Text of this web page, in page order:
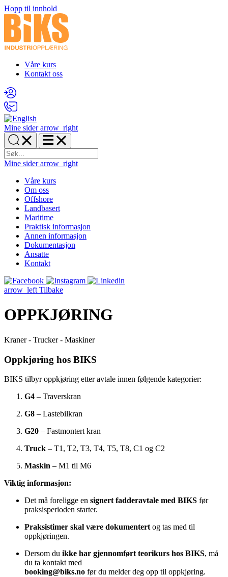
Hopp til innhold
Våre kurs
Kontakt oss
Mine sider arrow_right
Mine sider arrow_right
Våre kurs
Om oss
Offshore
Landbasert
Maritime
Praktisk informasjon
Annen informasjon
Dokumentasjon
Ansatte
Kontakt
arrow_left Tilbake
OPPKJØRING
Kraner - Trucker - Maskiner
Oppkjøring hos BIKS
BIKS tilbyr oppkjøring etter avtale innen følgende kategorier:
G4 – Traverskran
G8 – Lastebilkran
G20 – Fastmontert kran
Truck – T1, T2, T3, T4, T5, T8, C1 og C2
Maskin – M1 til M6
Viktig informasjon:
Det må foreligge en signert fadderavtale med BIKS før
praksisperioden starter.
Praksistimer skal være dokumentert og tas med til
oppkjøringen.
Dersom du ikke har gjennomført teorikurs hos BIKS, må
du ta kontakt med
booking@biks.no før du melder deg opp til oppkjøring.